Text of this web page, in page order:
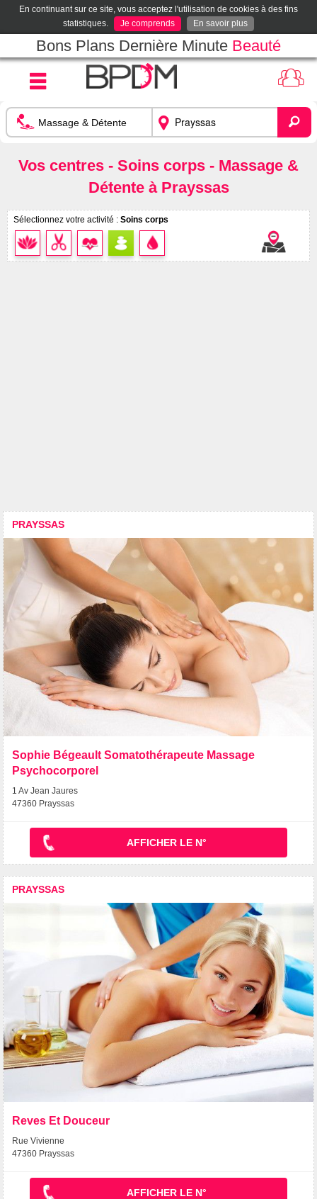
En continuant sur ce site, vous acceptez l'utilisation de cookies à des fins
statistiques.
Je comprends En savoir plus
Bons Plans Dernière Minute Beauté
Vos centres - Soins corps - Massage &
Détente à Prayssas
Sélectionnez votre activité : Soins corps
PRAYSSAS
Sophie Bégeault Somatothérapeute Massage
Psychocorporel
1 Av Jean Jaures
47360 Prayssas
AFFICHER LE N°
PRAYSSAS
Reves Et Douceur
Rue Vivienne
47360 Prayssas
AFFICHER LE N°